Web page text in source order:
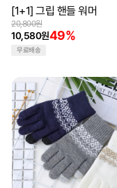
[1+1] 그립 핸들 워머
10,580원49%
20,800원
무료배송